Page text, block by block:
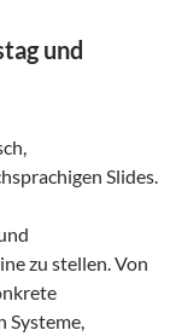
und
Slides.
zu stellen. Von